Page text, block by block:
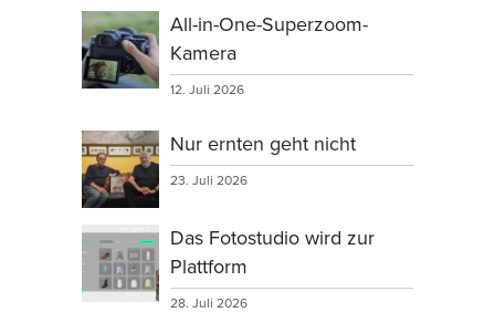
All-in-One-Superzoom-
Kamera
12. Juli 2026
Nur ernten geht nicht
23. Juli 2026
Das Fotostudio wird zur
Plattform
28. Juli 2026